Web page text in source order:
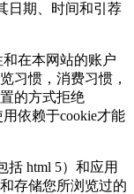
期、时间和引荐
在本网站的账户
习惯，消费习惯，
的方式拒绝
依赖于cookie才能
html 5）和应用
存储您所浏览过的